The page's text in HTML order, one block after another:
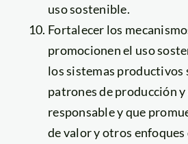
uso sostenible.
Fortalecer los
promocionen el uso
los sistemas productivos
patrones de producción
responsable y que
de valor y otros